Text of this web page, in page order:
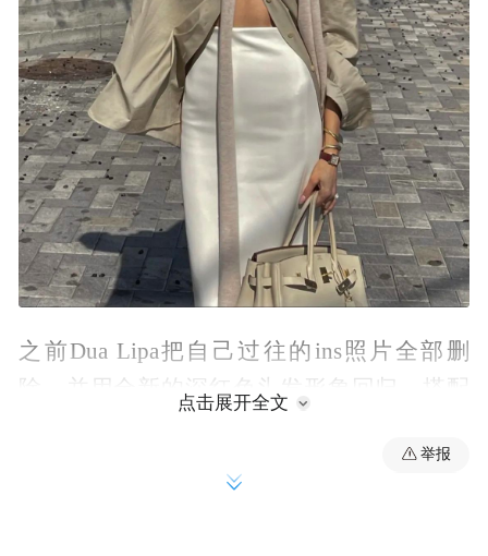
之前Dua Lipa把自己过往的ins照片全部删
除，并用全新的深红色头发形象回归，搭配
赞。从这张照片以后Dua Lipa至今没换过发
点击展开全文
举报